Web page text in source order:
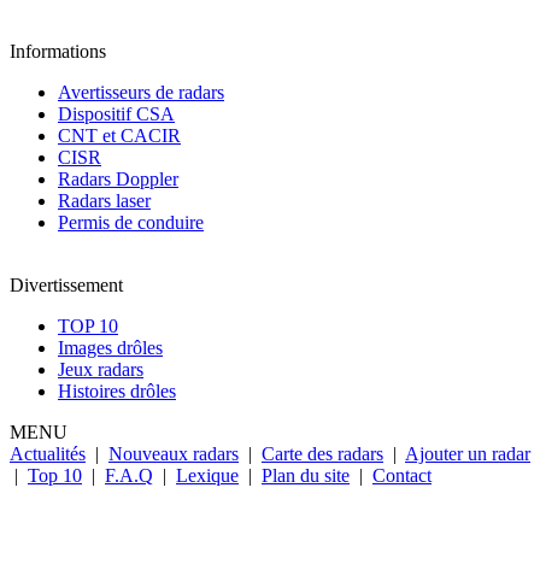
Informations
Avertisseurs de radars
Dispositif CSA
CNT et CACIR
CISR
Radars Doppler
Radars laser
Permis de conduire
Divertissement
TOP 10
Images drôles
Jeux radars
Histoires drôles
MENU
Actualités | Nouveaux radars | Carte des radars | Ajouter un radar
| Top 10 | F.A.Q | Lexique | Plan du site | Contact